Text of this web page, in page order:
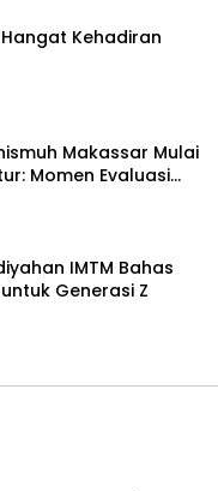
Kehadiran
Makassar Mulai
Momen Evaluasi
IMTM Bahas
Generasi Z